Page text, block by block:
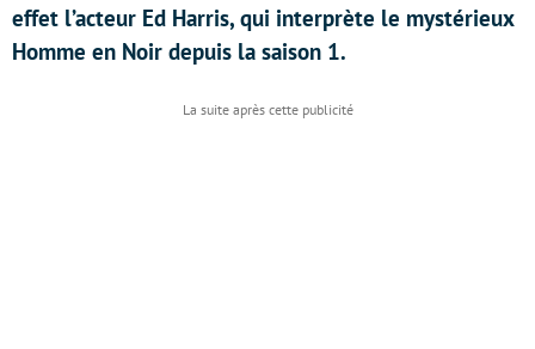
effet l’acteur Ed Harris, qui interprète le mystérieux
Homme en Noir depuis la saison 1.